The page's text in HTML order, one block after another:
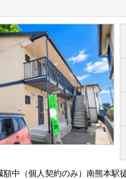
額中（個人契約のみ）南熊本駅